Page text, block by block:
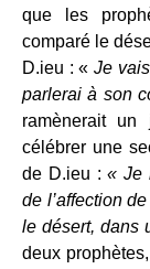
que les
comparé le
D.ieu : « Je
parlerai à son
ramènerait
célébrer une
de D.ieu : « Je
de l’affection
le désert, dans
deux